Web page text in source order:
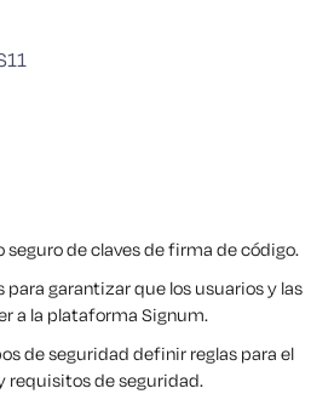
de claves de firma de código.
garantizar que los usuarios y las
a la plataforma Signum.
de seguridad definir reglas para el
requisitos de seguridad.